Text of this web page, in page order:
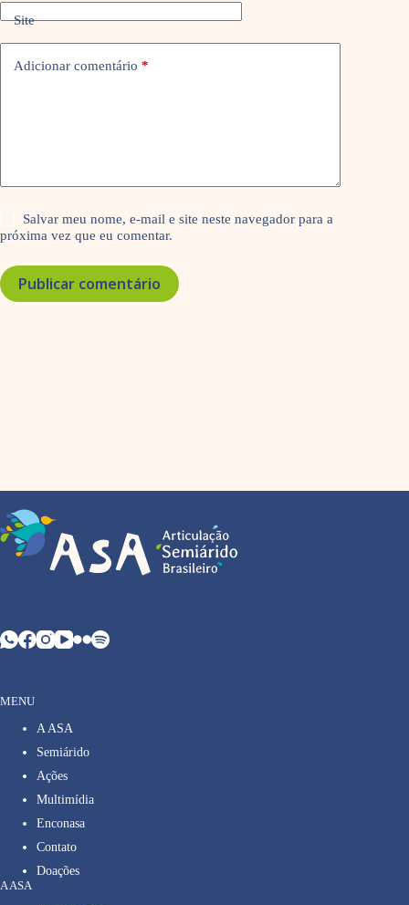
Site
Adicionar comentário *
Salvar meu nome, e-mail e site neste navegador para a
próxima vez que eu comentar.
Publicar comentário
MENU
A ASA
Semiárido
Ações
Multimídia
Enconasa
Contato
Doações
A ASA